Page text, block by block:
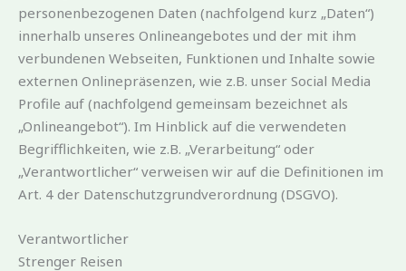
personenbezogenen Daten (nachfolgend kurz „Daten“)
innerhalb unseres Onlineangebotes und der mit ihm
verbundenen Webseiten, Funktionen und Inhalte sowie
externen Onlinepräsenzen, wie z.B. unser Social Media
Profile auf (nachfolgend gemeinsam bezeichnet als
„Onlineangebot“). Im Hinblick auf die verwendeten
Begrifflichkeiten, wie z.B. „Verarbeitung“ oder
„Verantwortlicher“ verweisen wir auf die Definitionen im
Art. 4 der Datenschutzgrundverordnung (DSGVO).
Verantwortlicher
Strenger Reisen